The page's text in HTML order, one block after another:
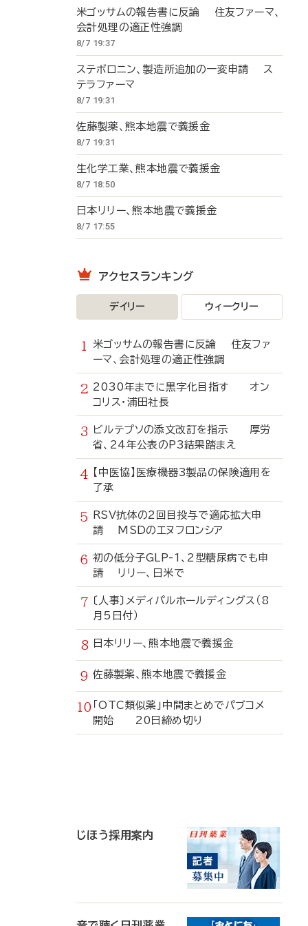
米ゴッサムの報告書に反論 住友ファーマ、
会計処理の適正性強調
8/7 19:37
ステボロニン、製造所追加の一変申請 ス
テラファーマ
8/7 19:31
佐藤製薬、熊本地震で義援金
8/7 19:31
生化学工業、熊本地震で義援金
8/7 18:50
日本リリー、熊本地震で義援金
8/7 17:55
アクセスランキング
デイリー ウィークリー
米ゴッサムの報告書に反論 住友ファ
ーマ、会計処理の適正性強調
2030年までに黒字化目指す オン
コリス・浦田社長
ビルテプソの添文改訂を指示 厚労
省、24年公表のP3結果踏まえ
【中医協】医療機器3製品の保険適用を
了承
RSV抗体の2回目投与で適応拡大申
請 MSDのエヌフロンシア
初の低分子GLP-1、2型糖尿病でも申
請 リリー、日米で
〔人事〕メディパルホールディングス（8
月5日付）
日本リリー、熊本地震で義援金
佐藤製薬、熊本地震で義援金
「OTC類似薬」中間まとめでパブコメ
開始 20日締め切り
じほう採用案内